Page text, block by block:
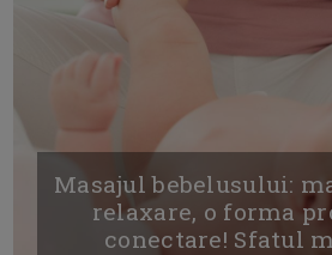
Masajul bebelusului:
relaxare, o forma
conectare! Sfatul